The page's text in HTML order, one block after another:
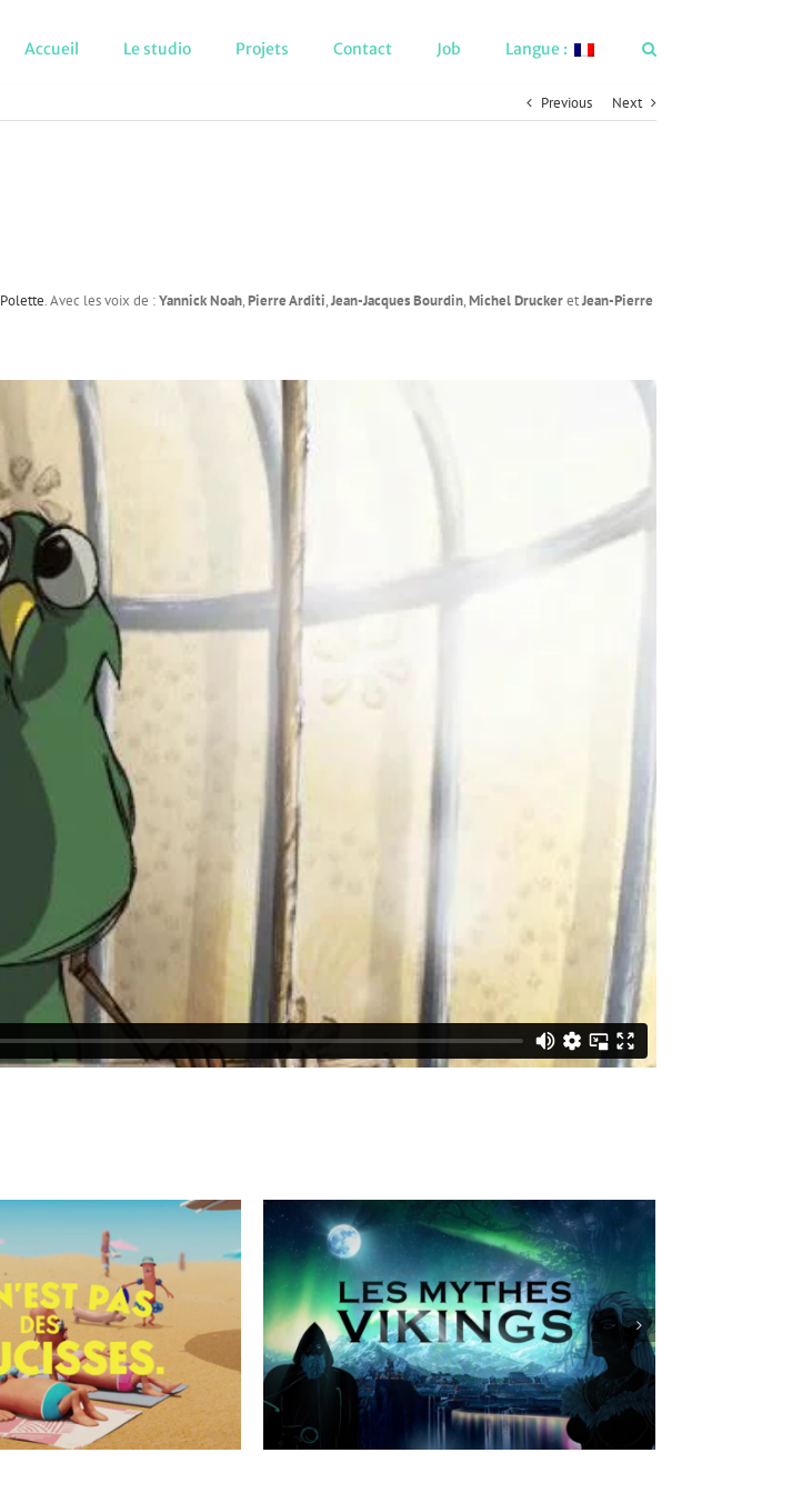
Accueil Le studio Projets Contact Job Langue :
Previous Next
Polette. Avec les voix de :Yannick Noah,Pierre Arditi,Jean-Jacques Bourdin,Michel DruckeretJean-Pierre
Cartes de vœux clients Cartes de vœux